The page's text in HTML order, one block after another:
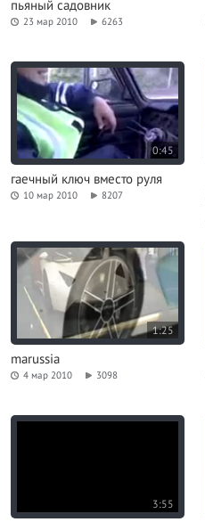
пьяный садовник
23 мар 2010 6263
0:45
гаечный ключ вместо руля
10 мар 2010 8207
1:25
marussia
4 мар 2010 3098
3:55